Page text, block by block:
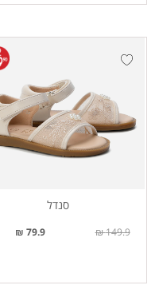
סנדל
79.9 ₪ 149.9 ₪